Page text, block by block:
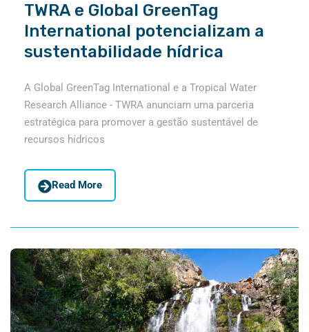
TWRA e Global GreenTag
International potencializam a
sustentabilidade hídrica
A Global GreenTag International e a Tropical Water
Research Alliance - TWRA anunciam uma parceria
estratégica para promover a gestão sustentável de
recursos hídricos
Read More